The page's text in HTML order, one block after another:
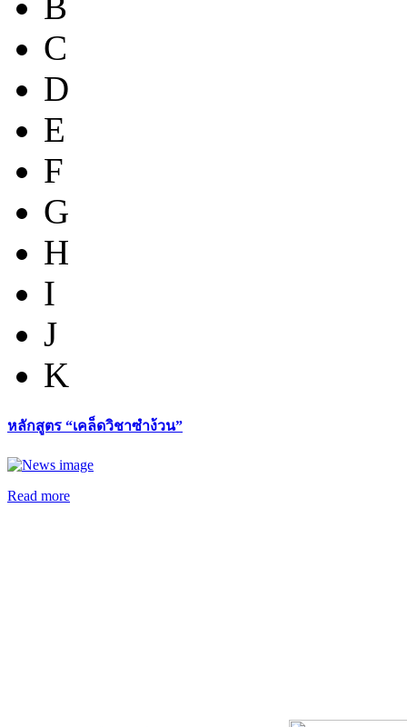
C
D
E
F
G
H
I
J
K
หลักสูตร “เคล็ดวิชาซำง้วน”
Read more